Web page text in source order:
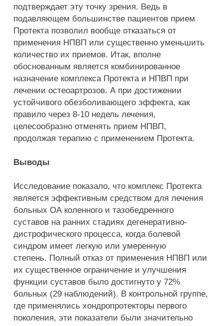
подтверждает эту точку зрения. Ведь в
подавляющем большинстве пациентов прием
Протекта позволил вообще отказаться от
применения НПВП или существенно уменьшить
количество их приемов. Итак, вполне
обоснованным является комбинированное
назначение комплекса Протекта и НПВП при
лечении остеоартрозов. А при достижении
устойчивого обезболивающего эффекта, как
правило через 8-10 недель лечения,
целесообразно отменять прием НПВП,
продолжая терапию с применением Протекта.
Выводы
Исследование показало, что комплекс Протекта
является эффективным средством для лечения
больных ОА коленного и тазобедренного
суставов на ранних стадиях дегенеративно-
дистрофического процесса, когда болевой
синдром имеет легкую или умеренную
степень. Полный отказ от применения НПВП или
их существенное ограничение и улучшения
функции суставов было достигнуто у 72%
больных (29 наблюдений). В контрольной группе,
где применялись хондропротекторы первого
поколения, эти показатели были значительно